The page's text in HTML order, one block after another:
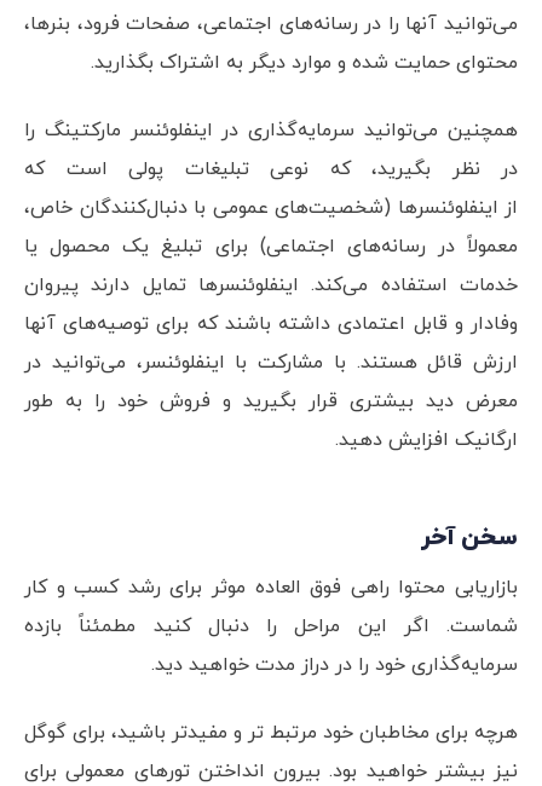
می‌توانید آنها را در رسانه‌های اجتماعی، صفحات فرود، بنرها،
محتوای حمایت شده و موارد دیگر به اشتراک بگذارید.
همچنین می‌توانید سرمایه‌گذاری در اینفلوئنسر مارکتینگ را
در نظر بگیرید، که نوعی تبلیغات پولی است که
از اینفلوئنسرها (شخصیت‌های عمومی با دنبال‌کنندگان خاص،
معمولاً در رسانه‌های اجتماعی) برای تبلیغ یک محصول یا
خدمات استفاده می‌کند. اینفلوئنسرها تمایل دارند پیروان
وفادار و قابل اعتمادی داشته باشند که برای توصیه‌های آنها
ارزش قائل هستند. با مشارکت با اینفلوئنسر، می‌توانید در
معرض دید بیشتری قرار بگیرید و فروش خود را به طور
ارگانیک افزایش دهید.
سخن آخر
بازاریابی محتوا راهی فوق العاده موثر برای رشد کسب و کار
شماست. اگر این مراحل را دنبال کنید مطمئناً بازده
سرمایه‌گذاری خود را در دراز مدت خواهید دید.
هرچه برای مخاطبان خود مرتبط تر و مفیدتر باشید، برای گوگل
نیز بیشتر خواهید بود. بیرون انداختن تورهای معمولی برای